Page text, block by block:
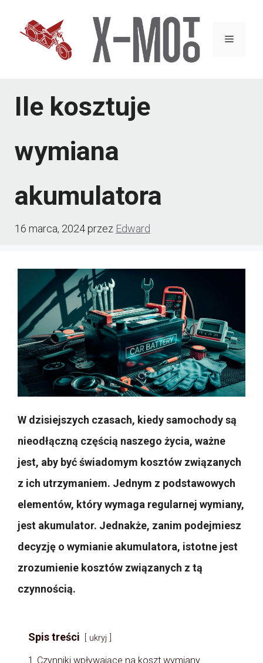
Menu
Ile kosztuje
wymiana
akumulatora
16 marca, 2024przez Edward
W dzisiejszych czasach, kiedy samochody są
nieodłączną częścią naszego życia, ważne
jest, aby być świadomym kosztów związanych
z ich utrzymaniem. Jednym z podstawowych
elementów, który wymaga regularnej wymiany,
jest akumulator. Jednakże, zanim podejmiesz
decyzję o wymianie akumulatora, istotne jest
zrozumienie kosztów związanych z tą
czynnością.
Spis treści ukryj
1 Czynniki wpływające na koszt wymiany